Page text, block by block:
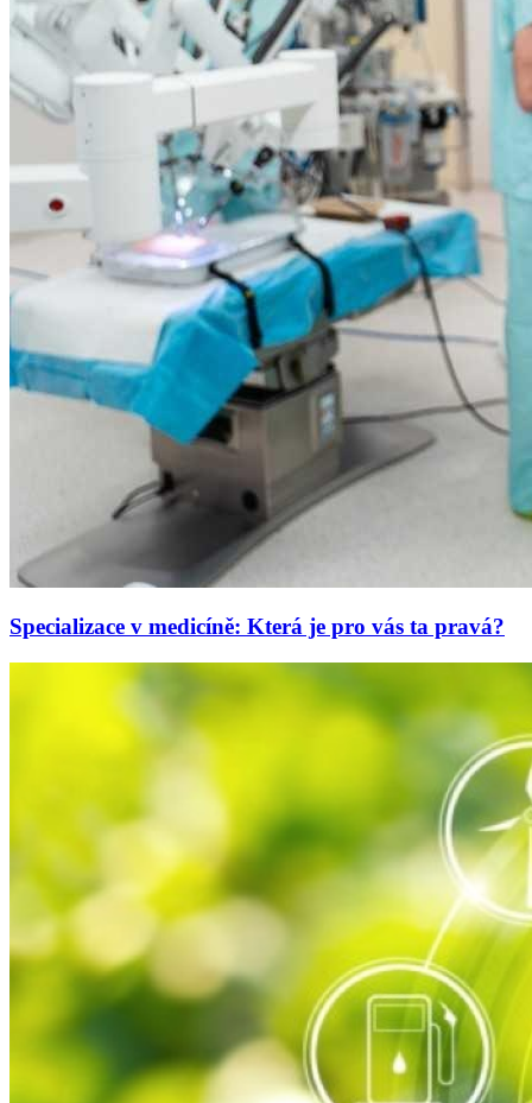
Specializace v medicíně: Která je pro vás ta pravá?